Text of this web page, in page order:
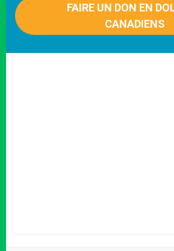
FAIRE UN DON EN
CANADIENS